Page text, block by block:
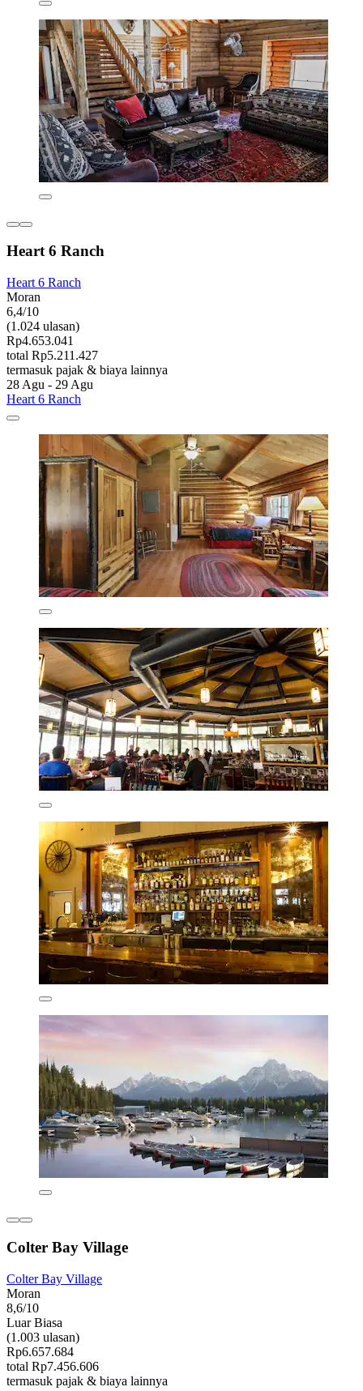
Heart 6 Ranch
Heart 6 Ranch
Moran
6,4/10
(1.024 ulasan)
Rp4.653.041
total Rp5.211.427
termasuk pajak & biaya lainnya
28 Agu - 29 Agu
Heart 6 Ranch
Colter Bay Village
Colter Bay Village
Moran
8,6/10
Luar Biasa
(1.003 ulasan)
Rp6.657.684
total Rp7.456.606
termasuk pajak & biaya lainnya